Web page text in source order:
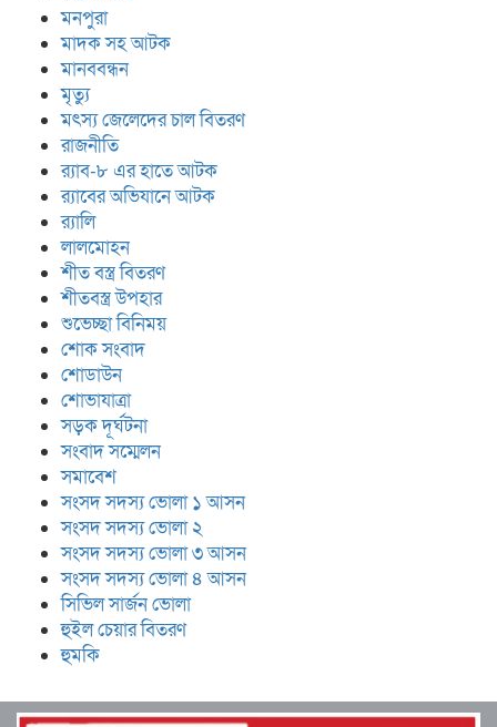
মনপুরা
মাদক সহ আটক
মানববন্ধন
মৃত্যু
মৎস্য জেলেদের চাল বিতরণ
রাজনীতি
র‍্যাব-৮ এর হাতে আটক
র‍্যাবের অভিযানে আটক
র‍্যালি
লালমোহন
শীত বস্ত্র বিতরণ
শীতবস্ত্র উপহার
শুভেচ্ছা বিনিময়
শোক সংবাদ
শোডাউন
শোভাযাত্রা
সড়ক দূর্ঘটনা
সংবাদ সম্মেলন
সমাবেশ
সংসদ সদস্য ভোলা ১ আসন
সংসদ সদস্য ভোলা ২
সংসদ সদস্য ভোলা ৩ আসন
সংসদ সদস্য ভোলা ৪ আসন
সিভিল সার্জন ভোলা
হুইল চেয়ার বিতরণ
হুমকি